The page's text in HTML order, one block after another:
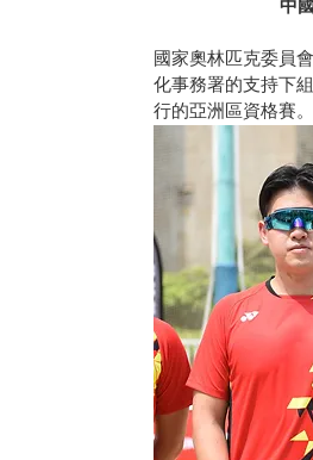
中
國家奧林匹克委員
化事務署的支持下
行的亞洲區資格賽。